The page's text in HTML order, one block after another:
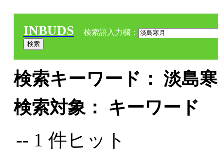
INBUDS 検索語入力欄：
検索キーワード： 淡島
検索対象： キーワード
-- 1 件ヒット